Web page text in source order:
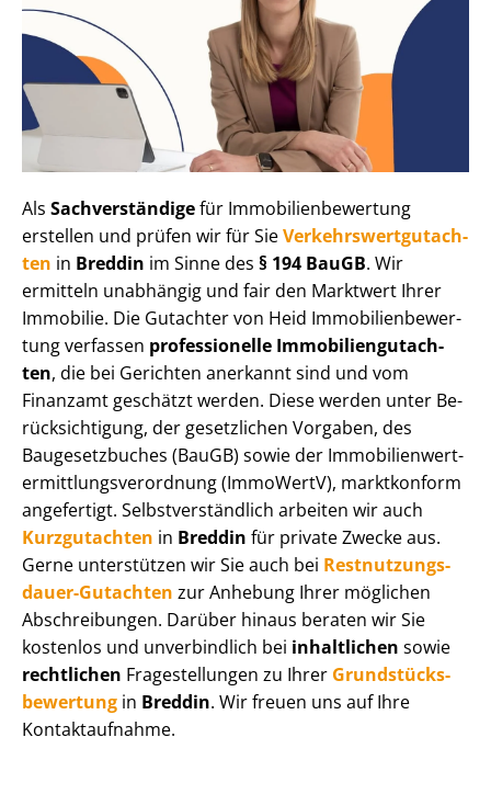
Als Sachverständigefür Im­mo­bi­li­en­be­wer­tung
erstellen und prüfen wir für SieVer­kehrs­wert­gut­ach­
ten in Breddin im Sinne des § 194 BauGB. Wir
ermitteln unabhängig und fair den Marktwert Ihrer
Immobilie. Die Gutachter von Heid Im­mo­bi­li­en­be­wer­
tung verfassen professionelle Im­mo­bi­li­en­gut­ach­
ten, die bei Gerichten anerkannt sind und vom
Finanzamt geschätzt werden. Diese werden unter Be­
rück­sich­ti­gung, der gesetzlichen Vorgaben, des
Baugesetzbuches (BauGB) sowie der Im­mo­bi­li­en­wert­
ermitt­lungs­ver­ord­nung (ImmoWertV), marktkonform
angefertigt. Selbst­ver­ständ­lich arbeiten wir auch
Kurzgutachten in Breddin für private Zwecke aus.
Gerne unterstützen wir Sie auch bei Rest­nut­zungs­
dau­er-Gutachten zur Anhebung Ihrer möglichen
Abschreibungen. Darüber hinaus beraten wir Sie
kostenlos und unverbindlich bei inhaltlichen sowie
rechtlichen Fragestellungen zu Ihrer Grund­stücks­
be­wer­tung in Breddin. Wir freuen uns auf Ihre
Kontaktaufnahme.